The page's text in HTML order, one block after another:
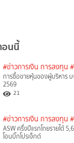
นนี้
#ข่าวการเงิน การลงทุน
การซื้อขายหุ้นของผู้บริหาร
2569
21
#ข่าวการเงิน การลงทุน
ASW ครึ่งปีแรกโกยรายได้
โอนบิ๊กโปรเจ็กต์